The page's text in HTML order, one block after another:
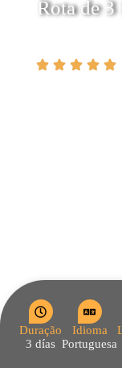
Rota de
Duração
3 días
Idioma
Portuguesa